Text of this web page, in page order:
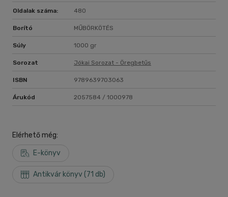
Oldalak száma: 480
Borító MŰBÖRKÖTÉS
Súly 1000 gr
Sorozat Jókai Sorozat - Öregbetűs
ISBN 9789639703063
Árukód 2057584 / 1000978
Elérhető még:
E-könyv
Antikvár könyv (71 db)